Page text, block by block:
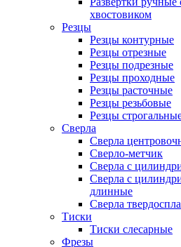
хвостовиком
Резцы
Резцы контурные
Резцы отрезные
Резцы подрезные
Резцы проходные
Резцы расточные
Резцы резьбовые
Резцы
Сверла
Сверла
Сверло-метчик
Сверла с
Сверла с
длинные
Сверла
Тиски
Тиски слесарные
Фрезы